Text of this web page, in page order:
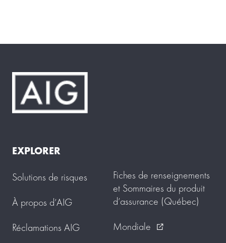
EXPLORER
Solutions de risques
À propos d’AIG
Réclamations AIG
Fiches de renseignements
et Sommaires du produit
d’assurance (Québec)
Mondiale
external_link